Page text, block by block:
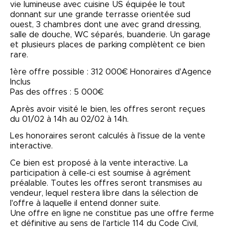
vie lumineuse avec cuisine US équipée le tout
donnant sur une grande terrasse orientée sud
ouest, 3 chambres dont une avec grand dressing,
salle de douche, WC séparés, buanderie. Un garage
et plusieurs places de parking complètent ce bien
rare.
1ère offre possible : 312 000€ Honoraires d'Agence
Inclus
Pas des offres : 5 000€
Après avoir visité le bien, les offres seront reçues
du 01/02 à 14h au 02/02 à 14h.
Les honoraires seront calculés à l'issue de la vente
interactive.
Ce bien est proposé à la vente interactive. La
participation à celle-ci est soumise à agrément
préalable. Toutes les offres seront transmises au
vendeur, lequel restera libre dans la sélection de
l'offre à laquelle il entend donner suite.
Une offre en ligne ne constitue pas une offre ferme
et définitive au sens de l'article 114 du Code Civil,